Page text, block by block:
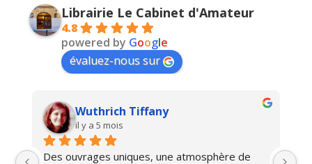
Librairie Le Cabinet d'Amateur
4.8
powered by Google
évaluez-nous sur
Wuthrich Tiffany
il y a 5 mois
Des ouvrages uniques, une atmosphère de